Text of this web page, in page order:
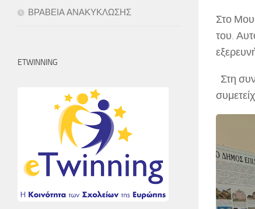
Στο
του.
Στη
ΒΡΑΒΕΙΑ ΑΝΑΚΥΚΛΩΣΗΣ
ETWINNING